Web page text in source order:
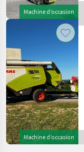
Machine d’occasion
Machine d’occasion